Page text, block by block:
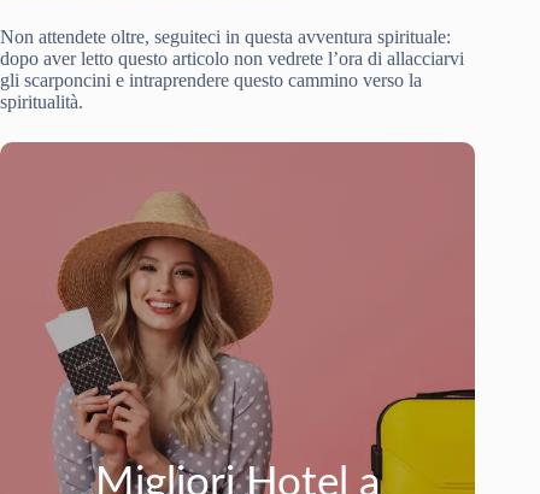
Non attendete oltre, seguiteci in questa avventura spirituale:
dopo aver letto questo articolo non vedrete l’ora di allacciarvi
gli scarponcini e intraprendere questo cammino verso la
spiritualità.
Migliori Hotel a